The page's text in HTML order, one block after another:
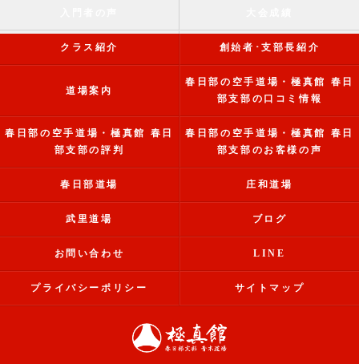
クラス紹介 創始者･支部長紹介
道場案内
春日部の空手道場・極真館 春日
部支部の口コミ情報
春日部の空手道場・極真館 春日
部支部の評判
春日部の空手道場・極真館 春日
部支部のお客様の声
春日部道場 庄和道場
武里道場 ブログ
お問い合わせ LINE
プライバシーポリシー サイトマップ